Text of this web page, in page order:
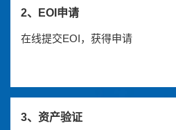
2、EOI申请
在线提交EOI，获得申请
3、资产验证